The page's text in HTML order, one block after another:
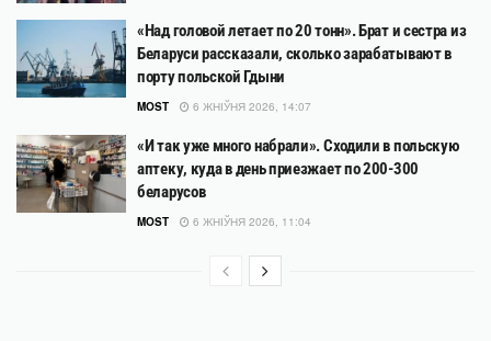
«Над головой летает по 20 тонн». Брат и сестра из
Беларуси рассказали, сколько зарабатывают в
порту польской Гдыни
MOST 6 ЖНІЎНЯ 2026, 14:07
«И так уже много набрали». Сходили в польскую
аптеку, куда в день приезжает по 200-300
беларусов
MOST 6 ЖНІЎНЯ 2026, 11:04